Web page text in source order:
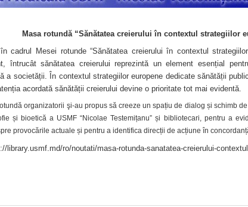
Masa rotundă “Sănătatea creierului în contextul strategiilor
cadrul Mesei rotunde “Sănătatea creierului în contextul
întrucât sănătatea creierului reprezintă un element esențial
a societății. În contextul strategiilor europene dedicate sănătății
acordată sănătății creierului devine o prioritate tot mai evidentă.
organizatorii şi-au propus să creeze un spațiu de dialog și schimb
și bioetică a USMF “Nicolae Testemițanu” și bibliotecari, pentru a
provocările actuale și pentru a identifica direcții de acțiune în
library.usmf.md/ro/noutati/masa-rotunda-sanatatea-creierului-